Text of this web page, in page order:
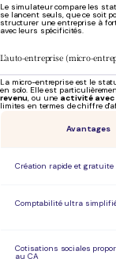
Le simulateur compare les
se lancent seuls, que ce soit
structurer une entreprise à
avec leurs spécificités.
L’auto-entreprise (micro-
La micro-entreprise est le
en solo. Elle est
revenu, ou uneactivité avec
limites en termes de chiffre
Avantages
Création rapide et gratuite
Comptabilité ultra
Cotisations sociales
au CA